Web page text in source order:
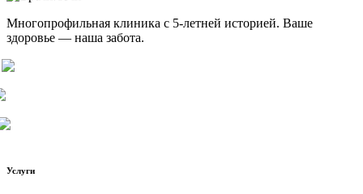
Многопрофильная клиника с 5-летней историей. Ваше
здоровье — наша забота.
Услуги